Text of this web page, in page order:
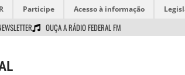
Participe Acesso à informação
OUÇA A RÁDIO FEDERAL FM